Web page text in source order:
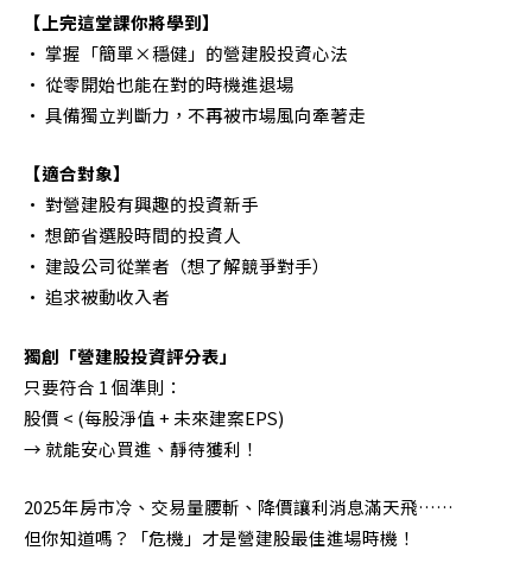
【上完這堂課你將學到】
• 掌握「簡單×穩健」的營建股投資心法
• 從零開始也能在對的時機進退場
• 具備獨立判斷力，不再被市場風向牽著走
【適合對象】
• 對營建股有興趣的投資新手
• 想節省選股時間的投資人
• 建設公司從業者（想了解競爭對手）
• 追求被動收入者
獨創「營建股投資評分表」
只要符合 1 個準則：
股價 < (每股淨值 + 未來建案EPS)
→ 就能安心買進、靜待獲利！
2025年房市冷、交易量腰斬、降價讓利消息滿天飛……
但你知道嗎？「危機」才是營建股最佳進場時機！